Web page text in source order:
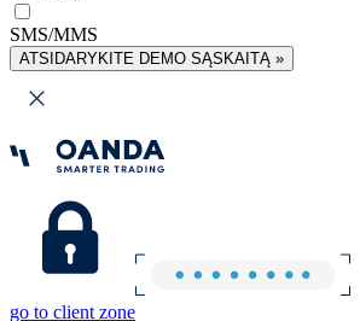
SMS/MMS
ATSIDARYKITE DEMO SĄSKAITĄ »
go to client zone